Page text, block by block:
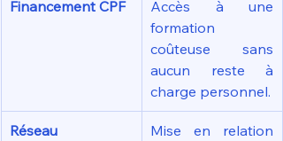
Financement CPF
Accès à une
formation
coûteuse sans
aucun reste à
charge personnel.
Réseau
Mise en relation